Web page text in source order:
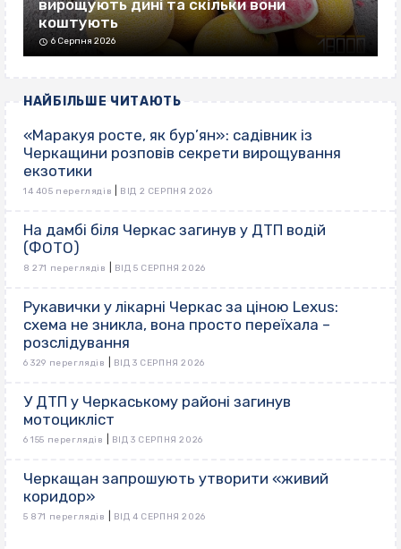
вирощують дині та скільки вони
коштують
6 Серпня 2026
НАЙБІЛЬШЕ ЧИТАЮТЬ
«Маракуя росте, як бур’ян»: садівник із
Черкащини розповів секрети вирощування
екзотики
14 405 переглядів ВІД 2 СЕРПНЯ 2026
На дамбі біля Черкас загинув у ДТП водій
(ФОТО)
8 271 переглядів ВІД 5 СЕРПНЯ 2026
Рукавички у лікарні Черкас за ціною Lexus:
схема не зникла, вона просто переїхала –
розслідування
6 329 переглядів ВІД 3 СЕРПНЯ 2026
У ДТП у Черкаському районі загинув
мотоцикліст
6 155 переглядів ВІД 3 СЕРПНЯ 2026
Черкащан запрошують утворити «живий
коридор»
5 871 переглядів ВІД 4 СЕРПНЯ 2026